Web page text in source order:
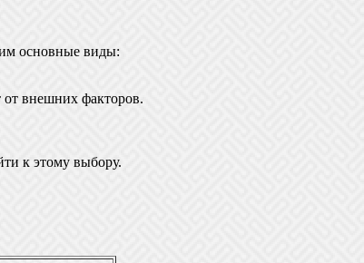
основные виды:
внешних факторов.
к этому выбору.